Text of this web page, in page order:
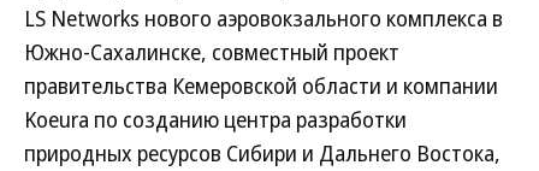
LS Networks нового аэровокзального комплекса в
Южно-Сахалинске, совместный проект
правительства Кемеровской области и компании
Koeura по созданию центра разработки
природных ресурсов Сибири и Дальнего Востока,